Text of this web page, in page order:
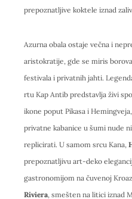
prepoznatljive koktele iznad
Azurna obala ostaje večna i
aristokratije, gde se miris
festivala i privatnih jahti.
rtu Kap Antib predstavlja živi
ikone poput Pikasa i
privatne kabanice u šumi nude
replicirati. U samom srcu Kana,
prepoznatljivu art-deko
gastronomijom na čuvenoj
Riviera, smešten na litici iznad